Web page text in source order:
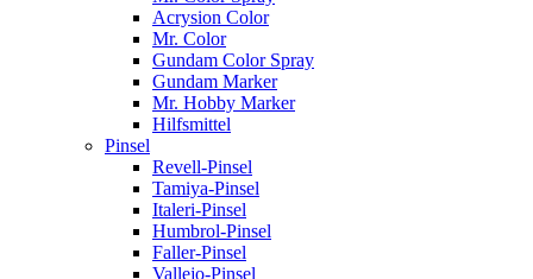
Acrysion Color
Mr. Color
Gundam Color Spray
Gundam Marker
Mr. Hobby Marker
Hilfsmittel
Pinsel
Revell-Pinsel
Tamiya-Pinsel
Italeri-Pinsel
Humbrol-Pinsel
Faller-Pinsel
Vallejo-Pinsel